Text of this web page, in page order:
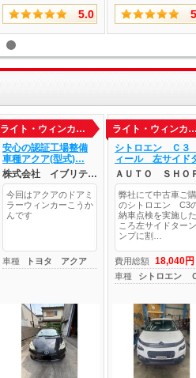
5.0
ライト・ウィンカ…
安心の認証工場整備
車種アクア(型式)…
株式会社 イブリテ…
今回はアクアのドアミ
ラーウィンカーこうか
んです
車種 トヨタ アクア
ライト・ウィンカ…
シトロエン Ｃ
ィール 左サイド
ＡＵＴＯ ＳＨＯ
弊社にて中古車ご購
のシトロエン C3
納車点検を実施し
ころ左サイドター
ンプに割…
費用総額 18,040円
車種 シトロエン